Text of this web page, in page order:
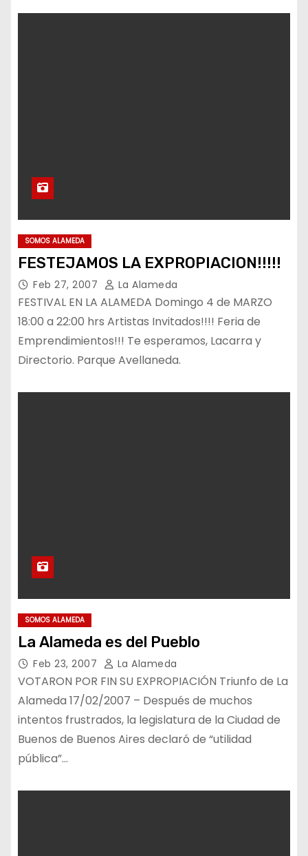
SOMOS ALAMEDA
FESTEJAMOS LA EXPROPIACION!!!!!
Feb 27, 2007 La Alameda
FESTIVAL EN LA ALAMEDA Domingo 4 de MARZO
18:00 a 22:00 hrs Artistas Invitados!!!! Feria de
Emprendimientos!!! Te esperamos, Lacarra y
Directorio. Parque Avellaneda.
SOMOS ALAMEDA
La Alameda es del Pueblo
Feb 23, 2007 La Alameda
VOTARON POR FIN SU EXPROPIACIÓN Triunfo de La
Alameda 17/02/2007 – Después de muchos
intentos frustrados, la legislatura de la Ciudad de
Buenos de Buenos Aires declaró de “utilidad
pública”…